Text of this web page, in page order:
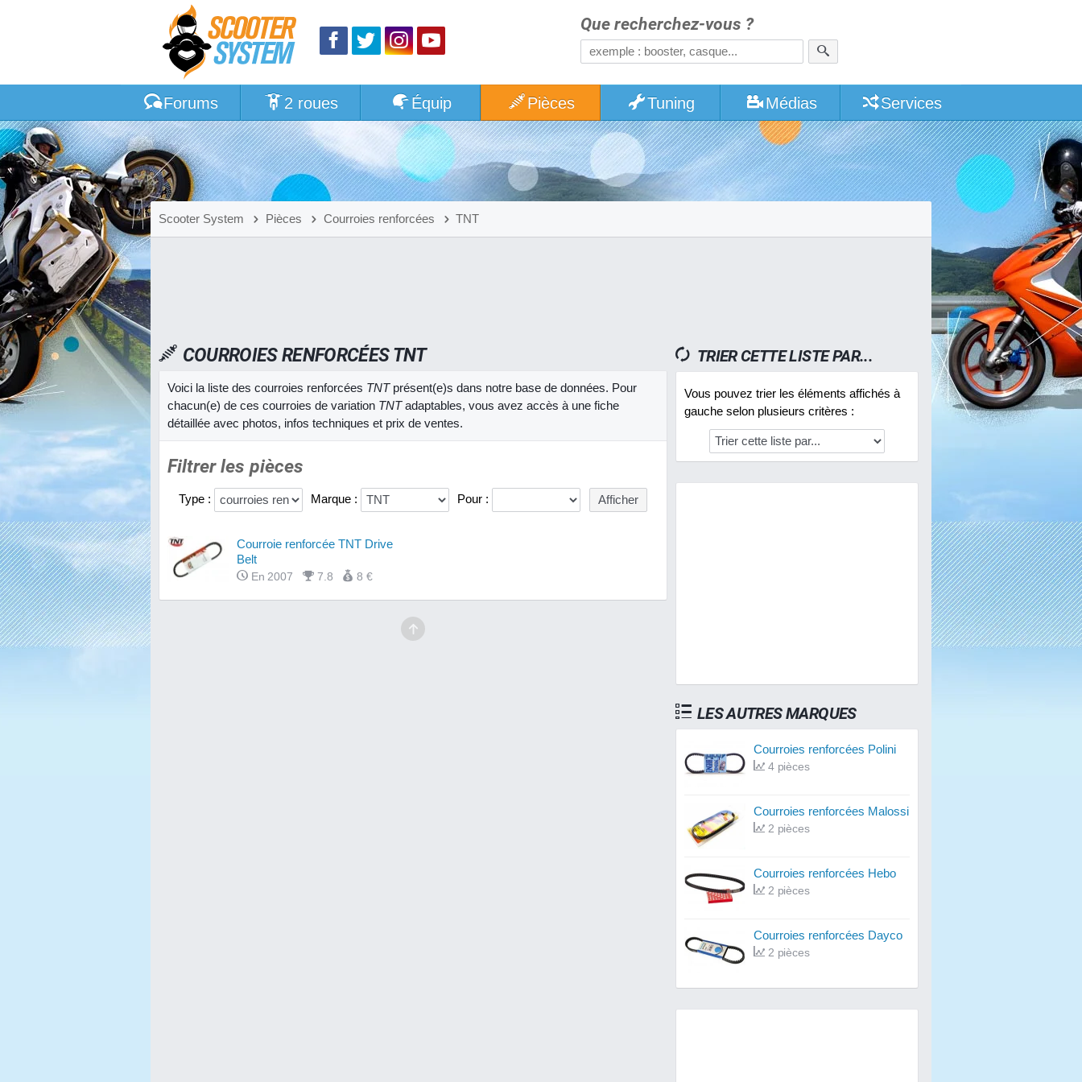
Que recherchez-vous ?
Forums 2 roues Équip Pièces Tuning Médias Services
Scooter System Pièces Courroies renforcées TNT
COURROIES RENFORCÉES TNT
Voici la liste des courroies renforcées TNTprésent(e)s dans notre base de données. Pour
chacun(e) de ces courroies de variation TNTadaptables, vous avez accès à une fiche
détaillée avec photos, infos techniques et prix de ventes.
Filtrer les pièces
Type : Marque : Pour :
Courroie renforcée TNT Drive
Belt
En 2007 7.8 8 €
TRIER CETTE LISTE PAR...
Vous pouvez trier les éléments affichés à
gauche selon plusieurs critères :
LES AUTRES MARQUES
Courroies renforcées Polini
4 pièces
Courroies renforcées Malossi
2 pièces
Courroies renforcées Hebo
2 pièces
Courroies renforcées Dayco
2 pièces
Equipement